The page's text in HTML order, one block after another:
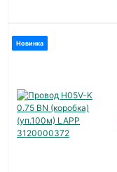
Новинка